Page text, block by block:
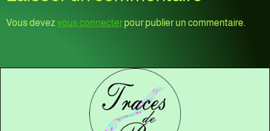
Vous devez vous connecterpour publier un commentaire.